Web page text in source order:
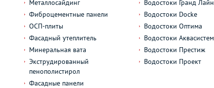
Металлосайдинг
Фиброцементные панели
ОСП-плиты
Фасадный утеплитель
Минеральная вата
Экструдированный
пенополистирол
Фасадные панели
Водостоки Гранд Лайн
Водостоки Docke
Водостоки Оптима
Водостоки Аквасистем
Водостоки Престиж
Водостоки Проект